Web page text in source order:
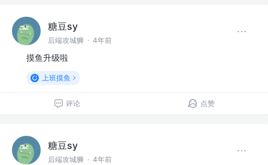
糖豆sy
后端攻城狮 · 4年前
摸鱼升级啦
上班摸鱼
评论 点赞
糖豆sy
后端攻城狮 · 4年前